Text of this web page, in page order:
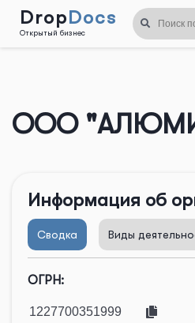
DropDocs
Открытый бизнес
ООО
Информация об
Сводка Виды
ОГРН: